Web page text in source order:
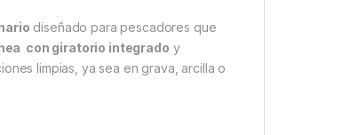
diseñado para pescadores que
con giratorio integrado y
limpias, ya sea en grava, arcilla o